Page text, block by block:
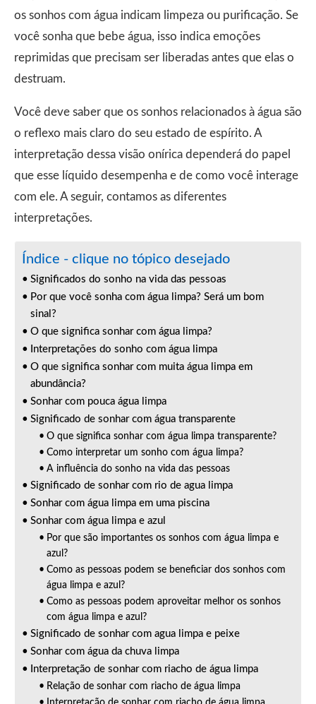
os sonhos com água indicam limpeza ou purificação. Se
você sonha que bebe água, isso indica emoções
reprimidas que precisam ser liberadas antes que elas o
destruam.
Você deve saber que os sonhos relacionados à água são
o reflexo mais claro do seu estado de espírito. A
interpretação dessa visão onírica dependerá do papel
que esse líquido desempenha e de como você interage
com ele. A seguir, contamos as diferentes
interpretações.
Índice - clique no tópico desejado
Significados do sonho na vida das pessoas
Por que você sonha com água limpa? Será um bom
sinal?
O que significa sonhar com água limpa?
Interpretações do sonho com água limpa
O que significa sonhar com muita água limpa em
abundância?
Sonhar com pouca água limpa
Significado de sonhar com água transparente
O que significa sonhar com água limpa transparente?
Como interpretar um sonho com água limpa?
A influência do sonho na vida das pessoas
Significado de sonhar com rio de agua limpa
Sonhar com água limpa em uma piscina
Sonhar com água limpa e azul
Por que são importantes os sonhos com água limpa e
azul?
Como as pessoas podem se beneficiar dos sonhos com
água limpa e azul?
Como as pessoas podem aproveitar melhor os sonhos
com água limpa e azul?
Significado de sonhar com agua limpa e peixe
Sonhar com água da chuva limpa
Interpretação de sonhar com riacho de água limpa
Relação de sonhar com riacho de água limpa